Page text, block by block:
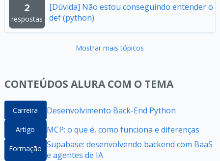
2
respostas
[Dúvida] Não estou conseguindo entender o
def (python)
Mostrar mais tópicos
CONTEÚDOS ALURA COM O TEMA
Carreira Desenvolvimento Back-End Python
Artigo MCP: o que é, como funciona e diferenças
Formação Supabase: desenvolvendo backend com BaaS
e agentes de IA